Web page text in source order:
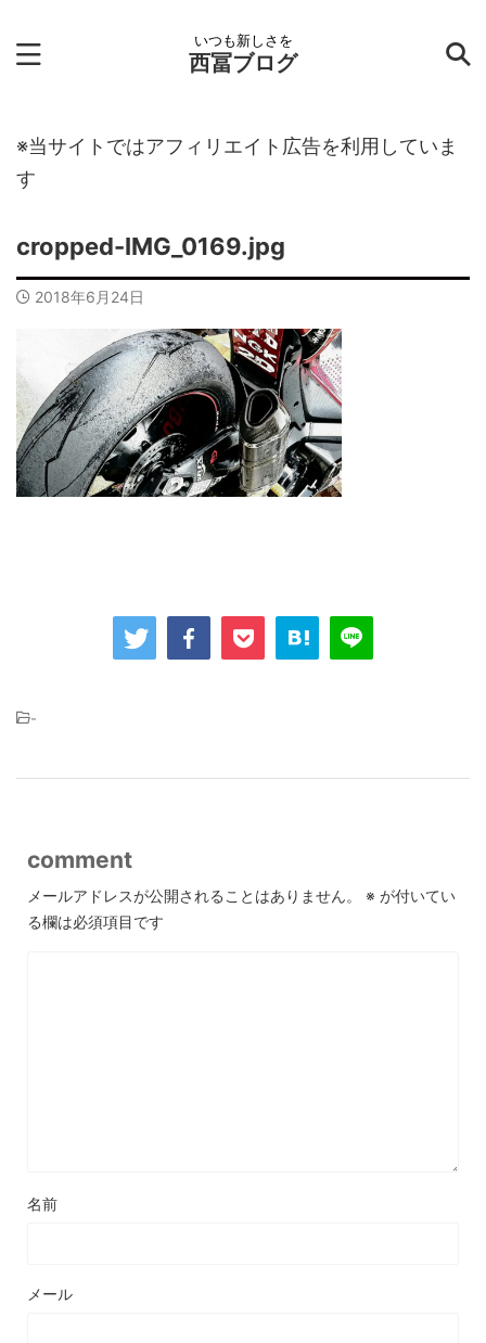
いつも新しさを
西冨ブログ
※当サイトではアフィリエイト広告を利用していま
す
cropped-IMG_0169.jpg
2018年6月24日
-
comment
メールアドレスが公開されることはありません。 ※ が付いてい
る欄は必須項目です
名前
メール